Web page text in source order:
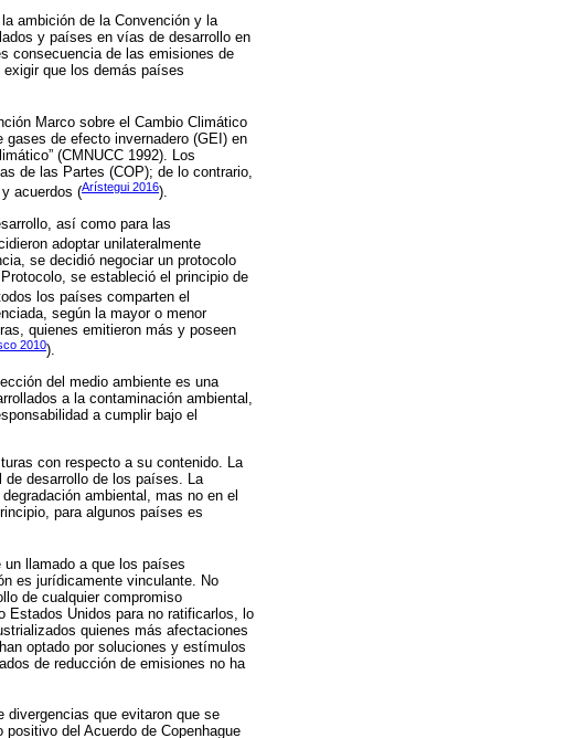
ambición de la Convención y la
y países en vías de desarrollo en
consecuencia de las emisiones de
que los demás países
Marco sobre el Cambio Climático
gases de efecto invernadero (GEI) en
(CMNUCC 1992). Los
de las Partes (COP); de lo contrario,
acuerdos (Arístegui 2016).
así como para las
adoptar unilateralmente
se decidió negociar un protocolo
se estableció el principio de
los países comparten el
según la mayor o menor
quienes emitieron más y poseen
2010).
del medio ambiente es una
a la contaminación ambiental,
a cumplir bajo el
con respecto a su contenido. La
de desarrollo de los países. La
ambiental, mas no en el
para algunos países es
llamado a que los países
es jurídicamente vinculante. No
de cualquier compromiso
Estados Unidos para no ratificarlos, lo
quienes más afectaciones
optado por soluciones y estímulos
de reducción de emisiones no ha
divergencias que evitaron que se
positivo del Acuerdo de Copenhague